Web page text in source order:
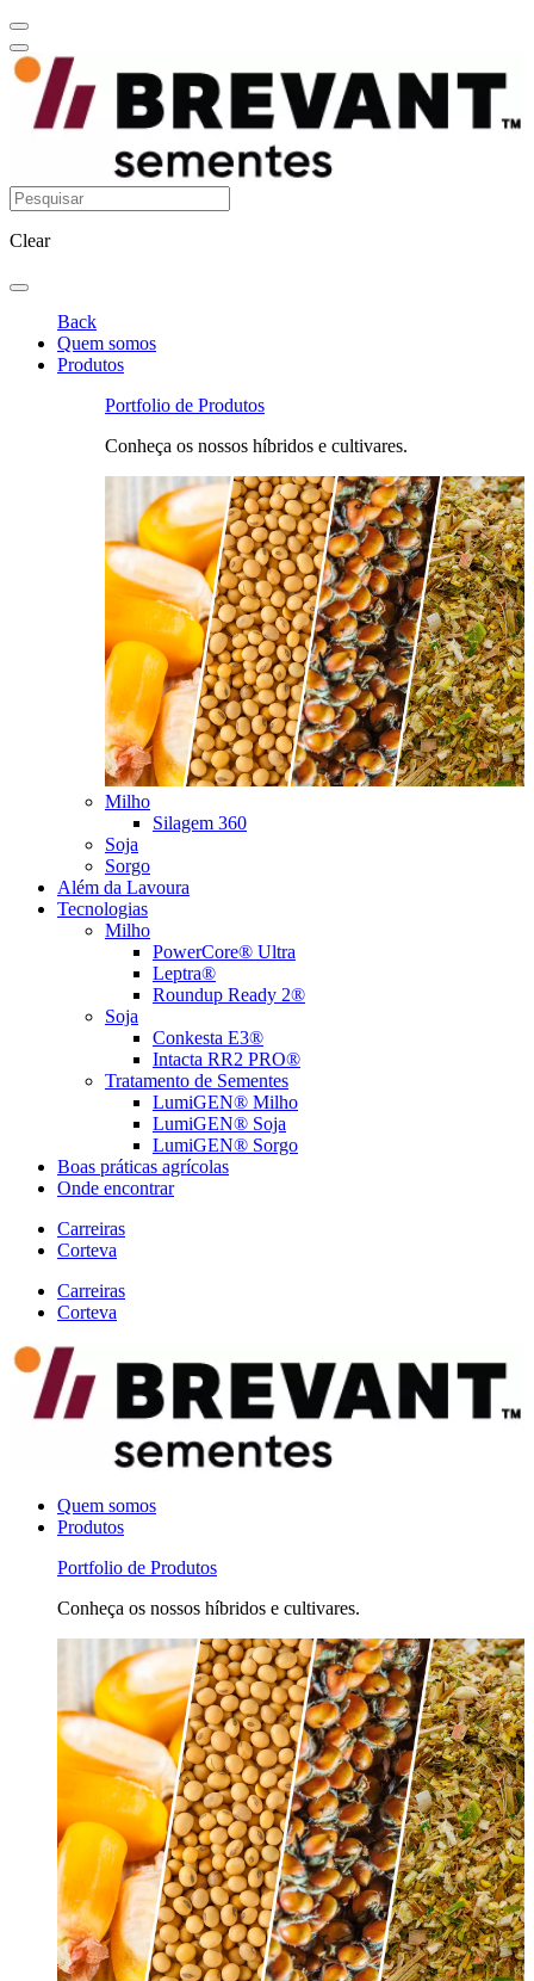
Clear
Back
Quem somos
Produtos
Portfolio de Produtos
Conheça os nossos híbridos e cultivares.
Milho
Silagem 360
Soja
Sorgo
Além da Lavoura
Tecnologias
Milho
PowerCore® Ultra
Leptra®
Roundup Ready 2®
Soja
Conkesta E3®
Intacta RR2 PRO®
Tratamento de Sementes
LumiGEN® Milho
LumiGEN® Soja
LumiGEN® Sorgo
Boas práticas agrícolas
Onde encontrar
Carreiras
Corteva
Carreiras
Corteva
Quem somos
Produtos
Portfolio de Produtos
Conheça os nossos híbridos e cultivares.